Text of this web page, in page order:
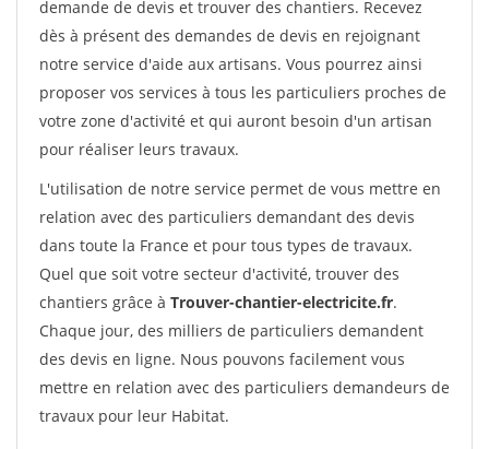
demande de devis et trouver des chantiers. Recevez
dès à présent des demandes de devis en rejoignant
notre service d'aide aux artisans. Vous pourrez ainsi
proposer vos services à tous les particuliers proches de
votre zone d'activité et qui auront besoin d'un artisan
pour réaliser leurs travaux.
L'utilisation de notre service permet de vous mettre en
relation avec des particuliers demandant des devis
dans toute la France et pour tous types de travaux.
Quel que soit votre secteur d'activité, trouver des
chantiers grâce à Trouver-chantier-electricite.fr.
Chaque jour, des milliers de particuliers demandent
des devis en ligne. Nous pouvons facilement vous
mettre en relation avec des particuliers demandeurs de
travaux pour leur Habitat.